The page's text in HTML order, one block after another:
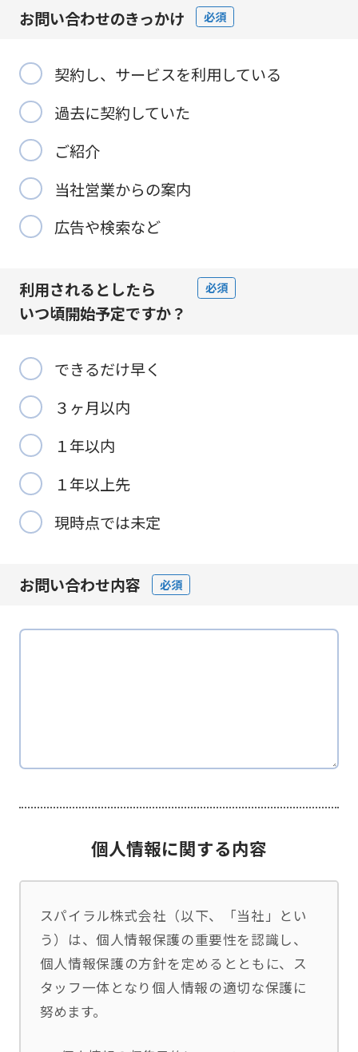
お問い合わせのきっかけ 必須
契約し、サービスを利用している
過去に契約していた
ご紹介
当社営業からの案内
広告や検索など
利用されるとしたら
いつ頃開始予定ですか？
必須
できるだけ早く
３ヶ月以内
１年以内
１年以上先
現時点では未定
お問い合わせ内容 必須
個人情報に関する内容
スパイラル株式会社（以下、「当社」とい
う）は、個人情報保護の重要性を認識し、
個人情報保護の方針を定めるとともに、ス
タッフ一体となり個人情報の適切な保護に
努めます。